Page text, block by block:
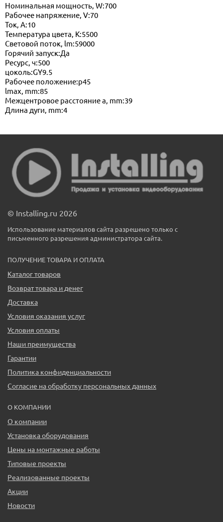
Номинальная мощность, W:700
Рабочее напряжение, V:70
Ток, А:10
Температура цвета, K:5500
Световой поток, lm:59000
Горячий запуск:Да
Ресурс, ч:500
цоколь:GY9.5
Рабочее положение:p45
lmax, mm:85
Межцентровое расстояние a, mm:39
Длина дуги, mm:4
© Installing.ru 2026
Использование материалов сайта разрешено только с
письменного разрешения администратора сайта.
ПОЛУЧЕНИЕ ТОВАРА И ОПЛАТА
Каталог товаров
Возврат товара и денег
Доставка
Условия оказания услуг
Условия оплаты
Наши преимущества
Гарантии
Политика конфиденциальности
Согласие на обработку персональных данных
О КОМПАНИИ
О компании
Установка оборудования
Цены на монтажные работы
Типовые проекты
Реализованные проекты
Акции
Новости